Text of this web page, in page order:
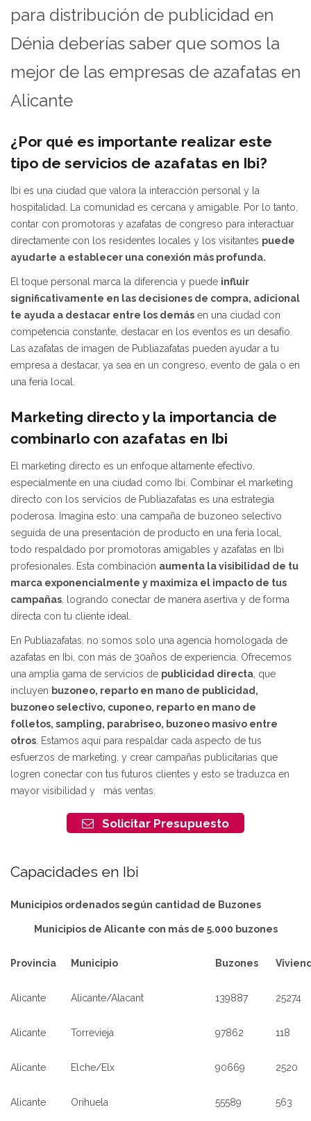
para distribución de publicidad en
Dénia deberías saber que somos la
mejor de las empresas de azafatas en
Alicante
¿Por qué es importante realizar este
tipo de servicios de azafatas en Ibi?
Ibi es una ciudad que valora la interacción personal y la
hospitalidad. La comunidad es cercana y amigable. Por lo tanto,
contar con promotoras y azafatas de congreso para interactuar
directamente con los residentes locales y los visitantes puede
ayudarte a establecer una conexión más profunda.
El toque personal marca la diferencia y puede influir
significativamente en las decisiones de compra, adicional
te ayuda a destacar entre los demás en una ciudad con
competencia constante, destacar en los eventos es un desafío.
Las azafatas de imagen de Publiazafatas pueden ayudar a tu
empresa a destacar, ya sea en un congreso, evento de gala o en
una feria local.
Marketing directo y la importancia de
combinarlo con azafatas en Ibi
El marketing directo es un enfoque altamente efectivo,
especialmente en una ciudad como Ibi. Combinar el marketing
directo con los servicios de Publiazafatas es una estrategia
poderosa. Imagina esto: una campaña de buzoneo selectivo
seguida de una presentación de producto en una feria local,
todo respaldado por promotoras amigables y azafatas en Ibi
profesionales. Esta combinación aumenta la visibilidad de tu
marca exponencialmente y maximiza el impacto de tus
campañas , logrando conectar de manera asertiva y de forma
directa con tu cliente ideal.
En Publiazafatas, no somos solo una agencia homologada de
azafatas en Ibi, con más de 30años de experiencia. Ofrecemos
una amplia gama de servicios de publicidad directa, que
incluyen buzoneo, reparto en mano de publicidad,
buzoneo selectivo, cuponeo, reparto en mano de
folletos, sampling, parabriseo, buzoneo masivo entre
otros. Estamos aquí para respaldar cada aspecto de tus
esfuerzos de marketing, y crear campañas publicitarias que
logren conectar con tus futuros clientes y esto se traduzca en
mayor visibilidad y más ventas.
Solicitar Presupuesto
Capacidades en Ibi
Municipios ordenados según cantidad de Buzones
Municipios de Alicante con más de 5.000 buzones
Provincia Municipio Buzones
Alicante Alicante/Alacant 139887 25274
Alicante Torrevieja 97862 118
Alicante Elche/Elx 90669 2520
Alicante Orihuela 55589 563